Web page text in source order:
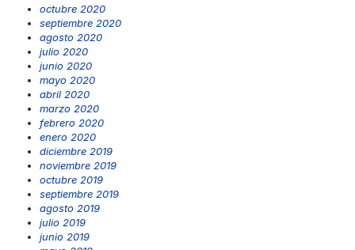
octubre 2020
septiembre 2020
agosto 2020
julio 2020
junio 2020
mayo 2020
abril 2020
marzo 2020
febrero 2020
enero 2020
diciembre 2019
noviembre 2019
octubre 2019
septiembre 2019
agosto 2019
julio 2019
junio 2019